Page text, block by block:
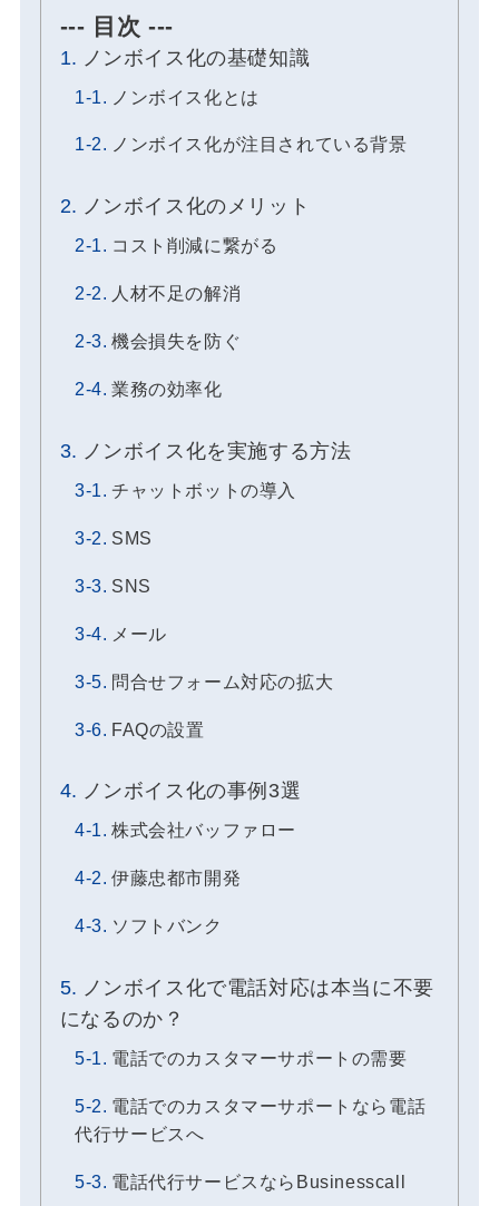
--- 目次 ---
ノンボイス化の基礎知識
ノンボイス化とは
ノンボイス化が注目されている背景
ノンボイス化のメリット
コスト削減に繋がる
人材不足の解消
機会損失を防ぐ
業務の効率化
ノンボイス化を実施する方法
チャットボットの導入
SMS
SNS
メール
問合せフォーム対応の拡大
FAQの設置
ノンボイス化の事例3選
株式会社バッファロー
伊藤忠都市開発
ソフトバンク
ノンボイス化で電話対応は本当に不要
になるのか？
電話でのカスタマーサポートの需要
電話でのカスタマーサポートなら電話
代行サービスへ
電話代行サービスならBusinesscall